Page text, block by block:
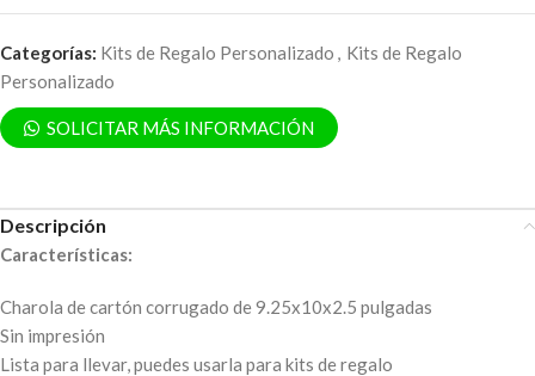
Categorías: Kits de Regalo Personalizado , Kits de Regalo
Personalizado
SOLICITAR MÁS INFORMACIÓN
Descripción
Características:
Charola de cartón corrugado de 9.25x10x2.5 pulgadas
Sin impresión
Lista para llevar, puedes usarla para kits de regalo